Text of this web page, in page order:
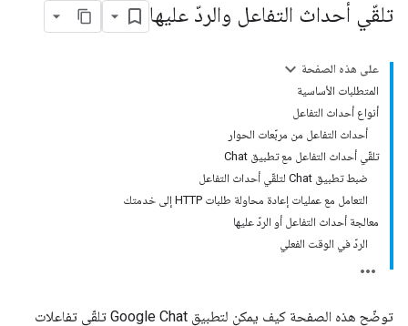
تلقّي أحداث التفاعل والردّ عليها
على هذه الصفحة
المتطلبات الأساسية
أنواع أحداث التفاعل
أحداث التفاعل من مربّعات الحوار
تلقّي أحداث التفاعل مع تطبيق Chat
ضبط تطبيق Chat لتلقّي أحداث التفاعل
التعامل مع عمليات إعادة محاولة طلبات HTTP إلى خدمتك
معالجة أحداث التفاعل أو الردّ عليها
الردّ في الوقت الفعلي
توضّح هذه الصفحة كيف يمكن لتطبيق Google Chat تلقّي تفاعلات